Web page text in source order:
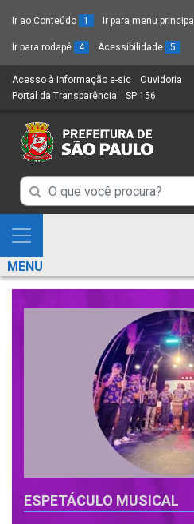
Ir ao Conteúdo 1 Ir para menu principal
Ir para rodapé 4 Acessibilidade 5
Acesso à informação e-sic (Link
para
novo
sítio)
Ouvidoria
Portal da Transparência (Link
um
novo
SP 156
Campo
de
Busca
de
informações
Campo
de
de
informações
Mostra
e
Esconde
Menu
MENU
ESPETÁCULO MUSICAL